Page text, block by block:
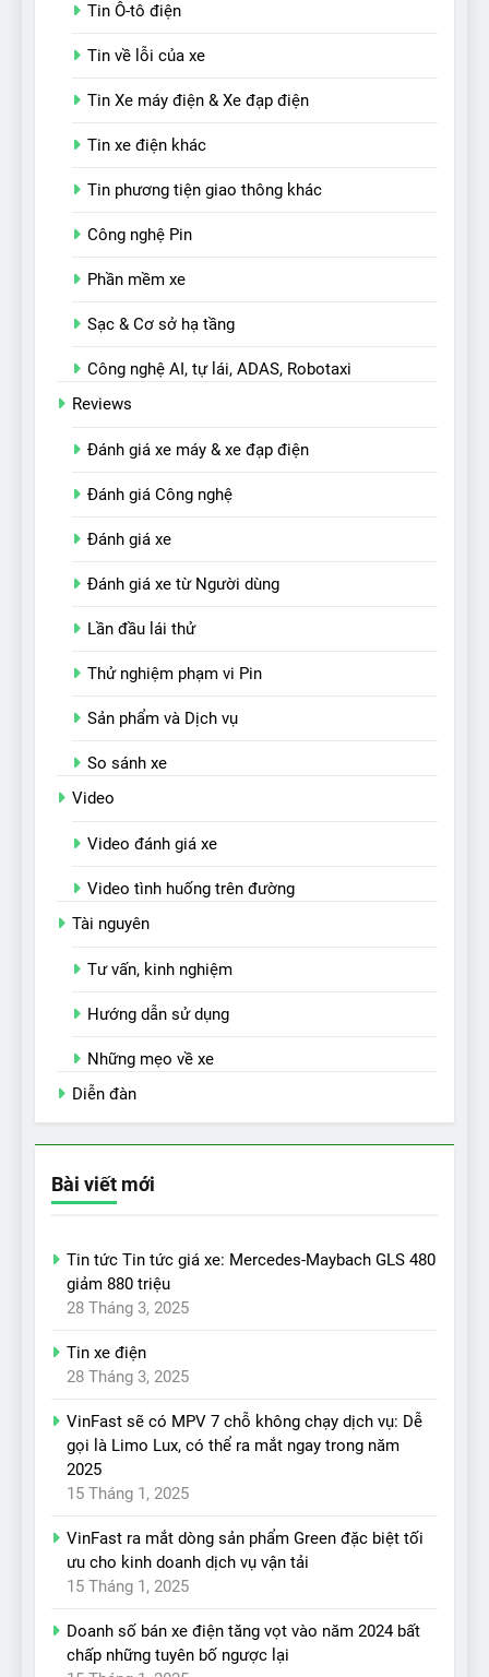
Tin Ô-tô điện
Tin về lỗi của xe
Tin Xe máy điện & Xe đạp điện
Tin xe điện khác
Tin phương tiện giao thông khác
Công nghệ Pin
Phần mềm xe
Sạc & Cơ sở hạ tầng
Công nghệ AI, tự lái, ADAS, Robotaxi
Reviews
Đánh giá xe máy & xe đạp điện
Đánh giá Công nghệ
Đánh giá xe
Đánh giá xe từ Người dùng
Lần đầu lái thử
Thử nghiệm phạm vi Pin
Sản phẩm và Dịch vụ
So sánh xe
Video
Video đánh giá xe
Video tình huống trên đường
Tài nguyên
Tư vấn, kinh nghiệm
Hướng dẫn sử dụng
Những mẹo về xe
Diễn đàn
Bài viết mới
Tin tức Tin tức giá xe: Mercedes-Maybach GLS 480
giảm 880 triệu
28 Tháng 3, 2025
Tin xe điện
28 Tháng 3, 2025
VinFast sẽ có MPV 7 chỗ không chạy dịch vụ: Dễ
gọi là Limo Lux, có thể ra mắt ngay trong năm
2025
15 Tháng 1, 2025
VinFast ra mắt dòng sản phẩm Green đặc biệt tối
ưu cho kinh doanh dịch vụ vận tải
15 Tháng 1, 2025
Doanh số bán xe điện tăng vọt vào năm 2024 bất
chấp những tuyên bố ngược lại